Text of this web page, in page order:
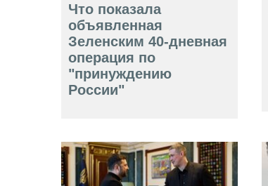
Что показала
объявленная
Зеленским 40-дневная
операция по
"принуждению
России"